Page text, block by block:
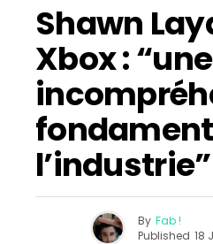
Shawn
Xbox : “une
l’industrie”
By Fab !
Published 18